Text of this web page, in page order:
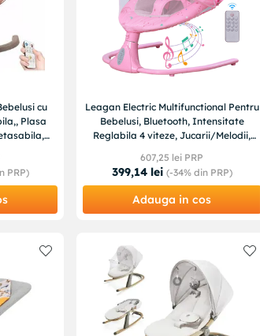
cu
Plasa
PRP)
Leagan Electric Multifunctional Pentru
Bebelusi, Bluetooth, Intensitate
Reglabila 4 viteze, Jucarii/Melodii,
607,25 lei PRP
399,14 lei (-34%din PRP)
Adauga in cos